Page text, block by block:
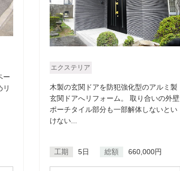
ー
リ
エクステリア
木製の玄関ドアを防犯強化型のアルミ製
玄関ドアへリフォーム。 取り合いの外壁
ポーチタイル部分も一部解体しないとい
けない...
工期 5日 総額 660,000円